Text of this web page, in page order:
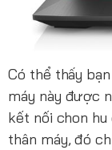
Có thể thấy
máy này được
kết nối chon hu
thân máy, đó